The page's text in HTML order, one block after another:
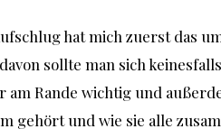
hat mich zuerst das
sollte man sich
am Rande wichtig und
gehört und wie sie alle